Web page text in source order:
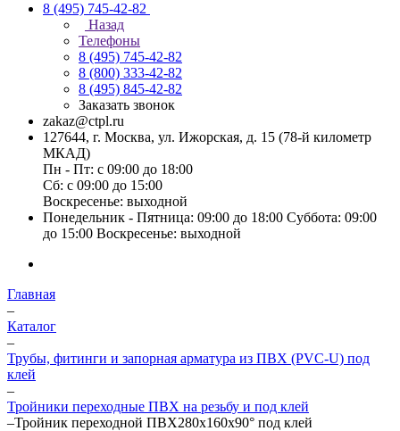
8 (495) 745-42-82
Назад
Телефоны
8 (495) 745-42-82
8 (800) 333-42-82
8 (495) 845-42-82
Заказать звонок
zakaz@ctpl.ru
127644, г. Москва, ул. Ижорская, д. 15 (78-й километр
МКАД)
Пн - Пт: с 09:00 до 18:00
Сб: с 09:00 до 15:00
Воскресенье: выходной
Понедельник - Пятница: 09:00 до 18:00 Суббота: 09:00
до 15:00 Воскресенье: выходной
Главная
–
Каталог
–
Трубы, фитинги и запорная арматура из ПВХ (PVC-U) под
клей
–
Тройники переходные ПВХ на резьбу и под клей
–Тройник переходной ПВХ280х160х90° под клей